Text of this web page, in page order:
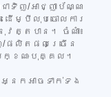
ាទិញ/អាជ្ញាប័ណ្ណ
ម្បីលុបចោលការ
ត្តបាន។ ចំណាំ៖
/ផលិតផលច្រើន
ខណៈបុគ្គល។
នកអាចទាក់ទង